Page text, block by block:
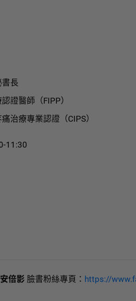
長
證醫師（FIPP）
治療專業認證（CIPS）
11:30
倍影 臉書粉絲專頁： https://